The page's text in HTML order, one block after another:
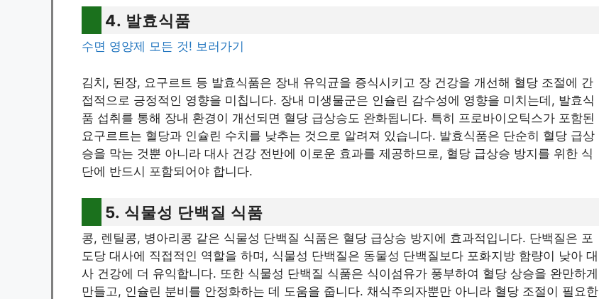
4. 발효식품
수면 영양제 모든 것! 보러가기
김치, 된장, 요구르트 등 발효식품은 장내 유익균을 증식시키고 장 건강을 개선해 혈당 조절에 간
접적으로 긍정적인 영향을 미칩니다. 장내 미생물군은 인슐린 감수성에 영향을 미치는데, 발효식
품 섭취를 통해 장내 환경이 개선되면 혈당 급상승도 완화됩니다. 특히 프로바이오틱스가 포함된
요구르트는 혈당과 인슐린 수치를 낮추는 것으로 알려져 있습니다. 발효식품은 단순히 혈당 급상
승을 막는 것뿐 아니라 대사 건강 전반에 이로운 효과를 제공하므로, 혈당 급상승 방지를 위한 식
단에 반드시 포함되어야 합니다.
5. 식물성 단백질 식품
콩, 렌틸콩, 병아리콩 같은 식물성 단백질 식품은 혈당 급상승 방지에 효과적입니다. 단백질은 포
도당 대사에 직접적인 역할을 하며, 식물성 단백질은 동물성 단백질보다 포화지방 함량이 낮아 대
사 건강에 더 유익합니다. 또한 식물성 단백질 식품은 식이섬유가 풍부하여 혈당 상승을 완만하게
만들고, 인슐린 분비를 안정화하는 데 도움을 줍니다. 채식주의자뿐만 아니라 혈당 조절이 필요한